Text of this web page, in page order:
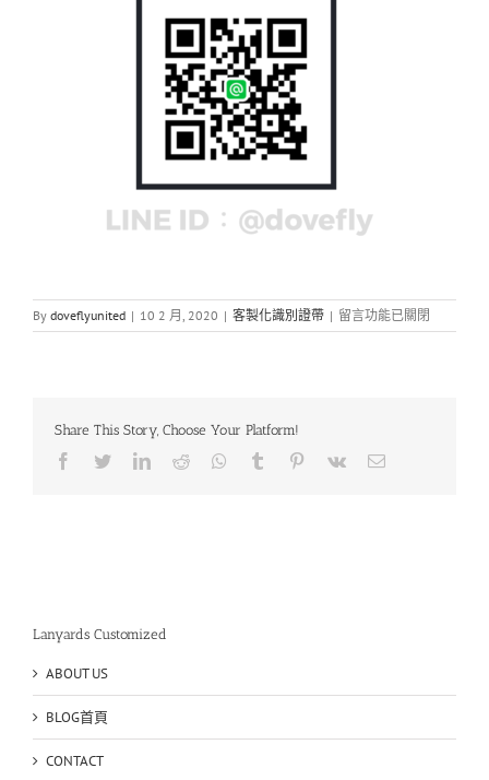
By doveflyunited | 10 2 月, 2020 | 客製化識別證帶 | 在
〈全
訂
留言功能已關閉
Share This Story, Choose Your Platform!
Facebook
TwitterLinkedIn
Reddit Whatsapp
Tumblr Pinterest
Vk Email
Lanyards Customized
ABOUT US
BLOG首頁
CONTACT